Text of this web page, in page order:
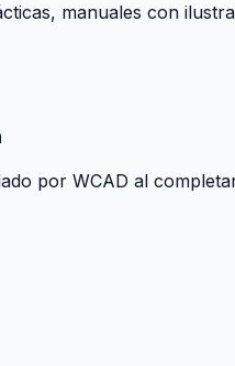
manuales con
por WCAD al